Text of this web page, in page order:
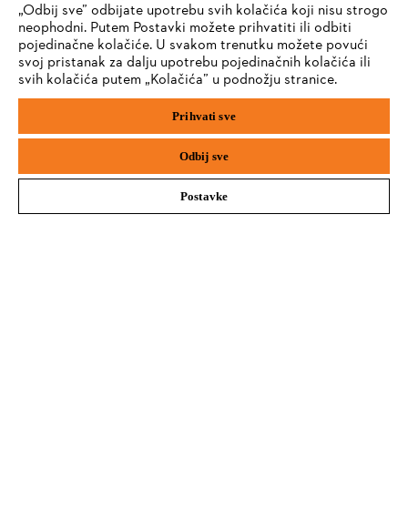
Prijavite se sada
eine optimale Nutzung unserer Seite empfehlen wir Ihnen, zu
einem der folgenden Browser zu wechseln:
Firefox Chrome
„Odbij sve” odbijate upotrebu svih kolačića koji nisu strogo
neophodni. Putem Postavki možete prihvatiti ili odbiti
pojedinačne kolačiće. U svakom trenutku možete povući
svoj pristanak za dalju upotrebu pojedinačnih kolačića ili
svih kolačića putem „Kolačića” u podnožju stranice.
Prihvati sve
Odbij sve
Postavke